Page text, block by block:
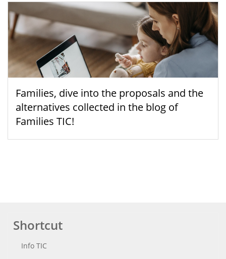
Families, dive into the proposals and the
alternatives collected in the blog of
Families TIC!
Shortcut
Info TIC